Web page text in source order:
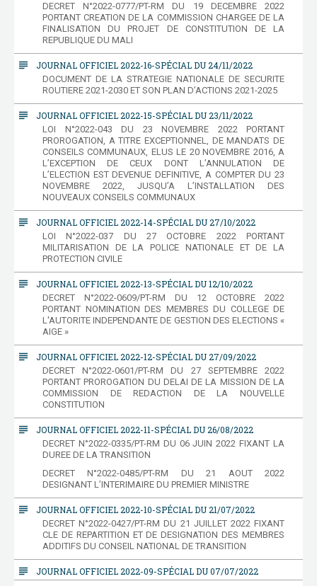
DECRET N°2022-0777/PT-RM DU 19 DECEMBRE 2022
PORTANT CREATION DE LA COMMISSION CHARGEE DE LA
FINALISATION DU PROJET DE CONSTITUTION DE LA
REPUBLIQUE DU MALI
subject JOURNAL OFFICIEL 2022-16-SPÉCIAL DU 24/11/2022
DOCUMENT DE LA STRATEGIE NATIONALE DE SECURITE
ROUTIERE 2021-2030 ET SON PLAN D’ACTIONS 2021-2025
subject JOURNAL OFFICIEL 2022-15-SPÉCIAL DU 23/11/2022
LOI N°2022-043 DU 23 NOVEMBRE 2022 PORTANT
PROROGATION, A TITRE EXCEPTIONNEL, DE MANDATS DE
CONSEILS COMMUNAUX, ELUS LE 20 NOVEMBRE 2016, A
L’EXCEPTION DE CEUX DONT L’ANNULATION DE
L’ELECTION EST DEVENUE DEFINITIVE, A COMPTER DU 23
NOVEMBRE 2022, JUSQU’A L’INSTALLATION DES
NOUVEAUX CONSEILS COMMUNAUX
subject JOURNAL OFFICIEL 2022-14-SPÉCIAL DU 27/10/2022
LOI N°2022-037 DU 27 OCTOBRE 2022 PORTANT
MILITARISATION DE LA POLICE NATIONALE ET DE LA
PROTECTION CIVILE
subject JOURNAL OFFICIEL 2022-13-SPÉCIAL DU 12/10/2022
DECRET N°2022-0609/PT-RM DU 12 OCTOBRE 2022
PORTANT NOMINATION DES MEMBRES DU COLLEGE DE
L'AUTORITE INDEPENDANTE DE GESTION DES ELECTIONS «
AIGE »
subject JOURNAL OFFICIEL 2022-12-SPÉCIAL DU 27/09/2022
DECRET N°2022-0601/PT-RM DU 27 SEPTEMBRE 2022
PORTANT PROROGATION DU DELAI DE LA MISSION DE LA
COMMISSION DE REDACTION DE LA NOUVELLE
CONSTITUTION
subject JOURNAL OFFICIEL 2022-11-SPÉCIAL DU 26/08/2022
DECRET N°2022-0335/PT-RM DU 06 JUIN 2022 FIXANT LA
DUREE DE LA TRANSITION
DECRET N°2022-0485/PT-RM DU 21 AOUT 2022
DESIGNANT L’INTERIMAIRE DU PREMIER MINISTRE
subject JOURNAL OFFICIEL 2022-10-SPÉCIAL DU 21/07/2022
DECRET N°2022-0427/PT-RM DU 21 JUILLET 2022 FIXANT
CLE DE REPARTITION ET DE DESIGNATION DES MEMBRES
ADDITIFS DU CONSEIL NATIONAL DE TRANSITION
subject JOURNAL OFFICIEL 2022-09-SPÉCIAL DU 07/07/2022